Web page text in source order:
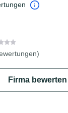
Firma bewerten